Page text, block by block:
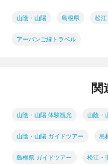
山陰・山陽 島根県 松
アーバンご縁トラベル
関
山陰・山陽 体験観光 山陰・
山陰・山陽 ガイドツアー 島
島根県 ガイドツアー 松江・